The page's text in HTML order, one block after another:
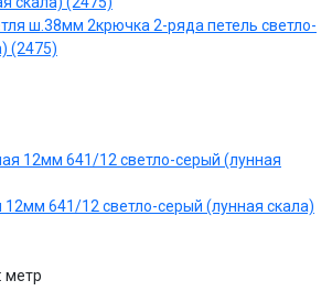
ш.38мм 2крючка 2-ряда петель светло-
(2475)
12мм 641/12 светло-серый (лунная скала)
метр